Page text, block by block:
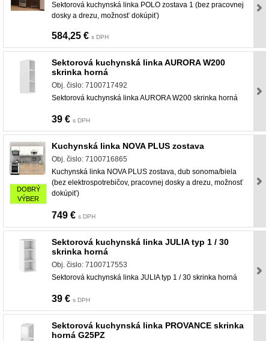
Sektorová kuchynská linka POLO zostava 1 (bez pracovnej
dosky a drezu, možnosť dokúpiť)
584,25 € s DPH
Sektorová kuchynská linka AURORA W200
skrinka horná
Obj. čislo: 7100717492
Sektorová kuchynská linka AURORA W200 skrinka horná
39 € s DPH
DOBRÝ
VÝBER
Kuchynská linka NOVA PLUS zostava
Obj. čislo: 7100716865
Kuchynská linka NOVA PLUS zostava, dub sonoma/biela
(bez elektrospotrebičov, pracovnej dosky a drezu, možnosť
dokúpiť)
749 € s DPH
Sektorová kuchynská linka JULIA typ 1 / 30
skrinka horná
Obj. čislo: 7100717553
Sektorová kuchynská linka JULIA typ 1 / 30 skrinka horná
39 € s DPH
Sektorová kuchynská linka PROVANCE skrinka
horná G25PZ